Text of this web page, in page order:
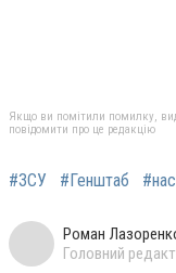
Якщо ви помітили помилку,
повідомити про це редакцію
#ЗСУ #Генштаб
Роман
Головний